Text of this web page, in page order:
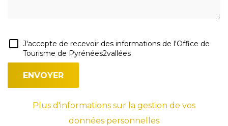
J'accepte de recevoir des informations de l'Office de
Tourisme de Pyrénées2vallées
Plus d'informations sur la gestion de vos
données personnelles